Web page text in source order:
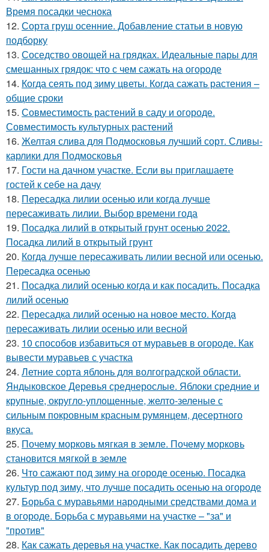
Время посадки чеснока
12. Сорта груш осенние. Добавление статьи в новую
подборку
13. Соседство овощей на грядках. Идеальные пары для
смешанных грядок: что с чем сажать на огороде
14. Когда сеять под зиму цветы. Когда сажать растения –
общие сроки
15. Совместимость растений в саду и огороде.
Совместимость культурных растений
16. Желтая слива для Подмосковья лучший сорт. Сливы-
карлики для Подмосковья
17. Гости на дачном участке. Если вы приглашаете
гостей к себе на дачу
18. Пересадка лилии осенью или когда лучше
пересаживать лилии. Выбор времени года
19. Посадка лилий в открытый грунт осенью 2022.
Посадка лилий в открытый грунт
20. Когда лучше пересаживать лилии весной или осенью.
Пересадка осенью
21. Посадка лилий осенью когда и как посадить. Посадка
лилий осенью
22. Пересадка лилий осенью на новое место. Когда
пересаживать лилии осенью или весной
23. 10 способов избавиться от муравьев в огороде. Как
вывести муравьев с участка
24. Летние сорта яблонь для волгоградской области.
Яндыковское Деревья среднерослые. Яблоки средние и
крупные, округло-уплощенные, желто-зеленые с
сильным покровным красным румянцем, десертного
вкуса.
25. Почему морковь мягкая в земле. Почему морковь
становится мягкой в земле
26. Что сажают под зиму на огороде осенью. Посадка
культур под зиму, что лучше посадить осенью на огороде
27. Борьба с муравьями народными средствами дома и
в огороде. Борьба с муравьями на участке – "за" и
"против"
28. Как сажать деревья на участке. Как посадить дерево